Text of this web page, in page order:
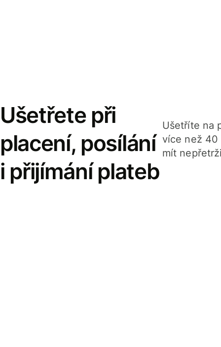
Ušetřete při
placení, posílání
i přijímání plateb
Ušetříte na
více než 40
mít